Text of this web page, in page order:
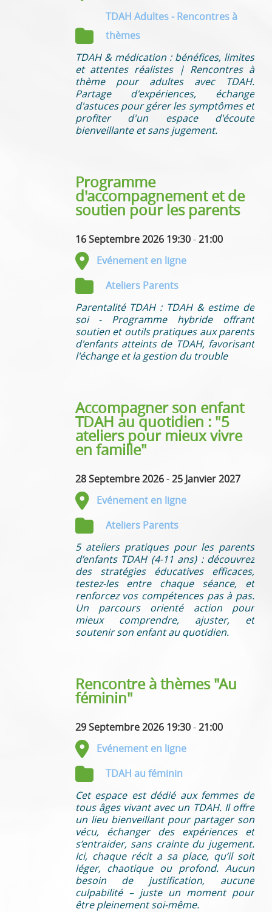
TDAH Adultes - Rencontres à
thèmes
TDAH & médication : bénéfices, limites
et attentes réalistes | Rencontres à
thème pour adultes avec TDAH.
Partage d'expériences, échange
d'astuces pour gérer les symptômes et
profiter d'un espace d'écoute
bienveillante et sans jugement.
Programme
d'accompagnement et de
soutien pour les parents
16 Septembre 2026 19:30 -21:00
Evénement en ligne
Ateliers Parents
Parentalité TDAH : TDAH & estime de
soi - Programme hybride offrant
soutien et outils pratiques aux parents
d'enfants atteints de TDAH, favorisant
l'échange et la gestion du trouble
Accompagner son enfant
TDAH au quotidien : "5
ateliers pour mieux vivre
en famille"
28 Septembre 2026 -25 Janvier 2027
Evénement en ligne
Ateliers Parents
5 ateliers pratiques pour les parents
d’enfants TDAH (4-11 ans) : découvrez
des stratégies éducatives efficaces,
testez-les entre chaque séance, et
renforcez vos compétences pas à pas.
Un parcours orienté action pour
mieux comprendre, ajuster, et
soutenir son enfant au quotidien.
Rencontre à thèmes "Au
féminin"
29 Septembre 2026 19:30 -21:00
Evénement en ligne
TDAH au féminin
Cet espace est dédié aux femmes de
tous âges vivant avec un TDAH. Il offre
un lieu bienveillant pour partager son
vécu, échanger des expériences et
s’entraider, sans crainte du jugement.
Ici, chaque récit a sa place, qu’il soit
léger, chaotique ou profond. Aucun
besoin de justification, aucune
culpabilité – juste un moment pour
être pleinement soi-même.